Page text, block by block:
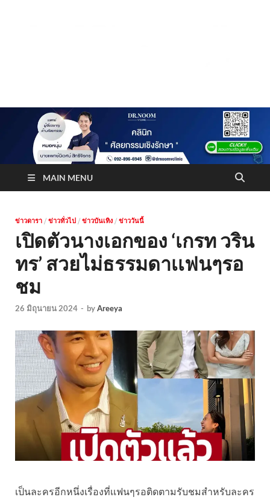
Truststoreonline
MAIN MENU
ข่าวดารา / ข่าวทั่วไป / ข่าวบันเทิง / ข่าววันนี้
เปิดตัวนางเอกของ ‘เกรท วริน
ทร’ สวยไม่ธรรมดาเเฟนๆรอ
ชม
26 มิถุนายน 2024 - byAreeya
เป็นละครอีกหนึ่งเรื่องที่เเฟนๆรอติดตามรับชมสำหรับละคร